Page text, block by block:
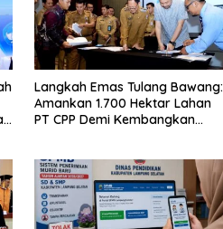
Langkah Emas Tulang Bawang:
Amankan 1.700 Hektar Lahan
PT CPP Demi Kembangkan